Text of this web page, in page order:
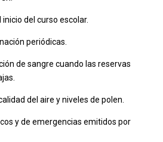
del curso escolar.
periódicas.
de sangre cuando las reservas
del aire y niveles de polen.
y de emergencias emitidos por